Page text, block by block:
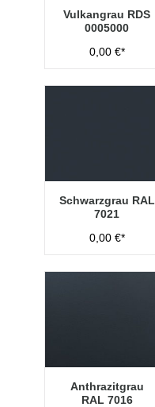
Vulkangrau RDS
0005000
0,00 €*
Schwarzgrau RAL
7021
0,00 €*
Anthrazitgrau
RAL 7016